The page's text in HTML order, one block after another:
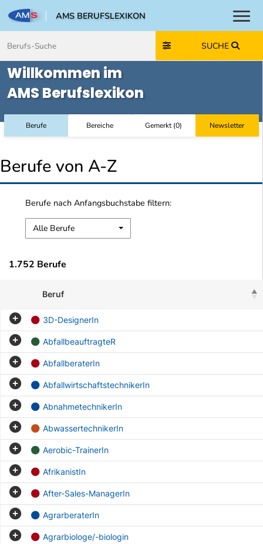
AMS BERUFSLEXIKON
SUCHE
Willkommen im
AMS Berufslexikon
Berufe Bereiche Gemerkt(0) Newsletter
Berufe von A-Z
Berufe nach Anfangsbuchstabe filtern:
Alle Berufe
1.752 Berufe
Beruf
3D-DesignerIn
AbfallbeauftragteR
AbfallberaterIn
AbfallwirtschaftstechnikerIn
AbnahmetechnikerIn
AbwassertechnikerIn
Aerobic-TrainerIn
AfrikanistIn
After-Sales-ManagerIn
AgrarberaterIn
Agrarbiologe/-biologin